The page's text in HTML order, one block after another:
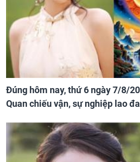
Đúng hôm nay, thứ 6 ngày 7/8/
Quan chiếu vận, sự nghiệp lao